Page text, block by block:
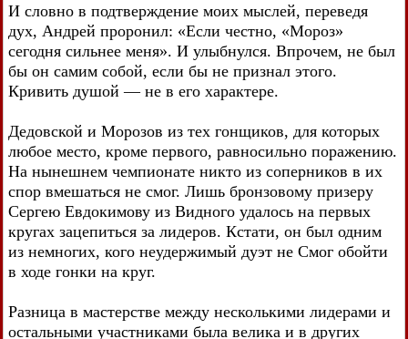
И словно в подтверждение моих мыслей, переведя
дух, Андрей проронил: «Если честно, «Мороз»
сегодня сильнее меня». И улыбнулся. Впрочем, не был
бы он самим собой, если бы не признал этого.
Кривить душой — не в его характере.
Дедовской и Морозов из тех гонщиков, для которых
любое место, кроме первого, равносильно поражению.
На нынешнем чемпионате никто из соперников в их
спор вмешаться не смог. Лишь бронзовому призеру
Сергею Евдокимову из Видного удалось на первых
кругах зацепиться за лидеров. Кстати, он был одним
из немногих, кого неудержимый дуэт не Смог обойти
в ходе гонки на круг.
Разница в мастерстве между несколькими лидерами и
остальными участниками была велика и в других